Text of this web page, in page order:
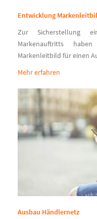
Entwicklung
Zur Sicherstellung
Markenauftritts
Markenleitbild für einen
Mehr erfahren
Ausbau Händlernetz